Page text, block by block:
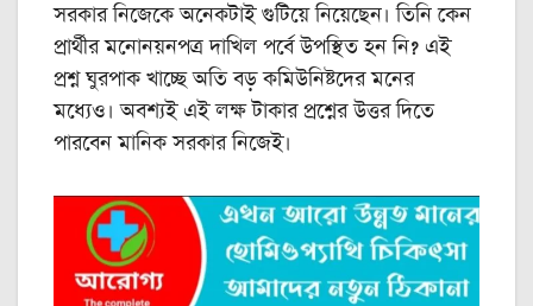
সরকার নিজেকে অনেকটাই গুটিয়ে নিয়েছেন। তিনি কেন
প্রার্থীর মনোনয়নপত্র দাখিল পর্বে উপস্থিত হন নি? এই
প্রশ্ন ঘুরপাক খাচ্ছে অতি বড় কমিউনিষ্টদের মনের
মধ্যেও। অবশ্যই এই লক্ষ টাকার প্রশ্নের উত্তর দিতে
পারবেন মানিক সরকার নিজেই।